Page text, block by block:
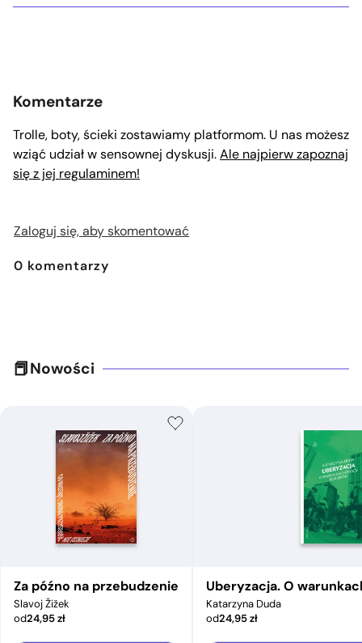
Komentarze
Trolle, boty, ścieki zostawiamy platformom. U nas możesz
wziąć udział w sensownej dyskusji.Ale najpierw zapoznaj
się z jej regulaminem!
Zaloguj się, aby skomentować
0 komentarzy
Nowości
Za późno na przebudzenie
Slavoj Žižek
od24,95zł
Uberyzacja. O
Katarzyna Duda
od24,95zł